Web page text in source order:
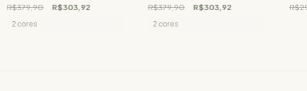
R$379,90 R$303,92
2 cores
R$379,90 R$303,92
2 cores